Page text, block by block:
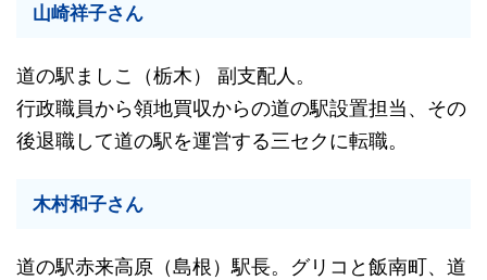
山崎祥子さん
道の駅ましこ（栃木） 副支配人。
行政職員から領地買収からの道の駅設置担当、その
後退職して道の駅を運営する三セクに転職。
木村和子さん
道の駅赤来高原（島根）駅長。グリコと飯南町、道